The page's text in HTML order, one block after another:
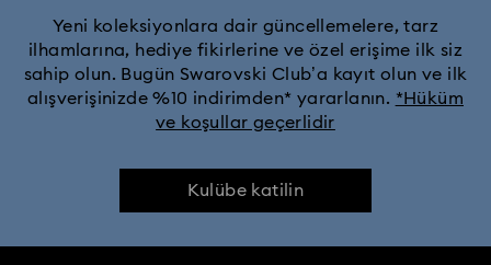
Pembe Altın Rengi Kaplama Kolyeler
Yeni koleksiyonlara dair güncellemelere, tarz
ilhamlarına, hediye fikirlerine ve özel erişime ilk siz
sahip olun. Bugün Swarovski Club’a kayıt olun ve ilk
alışverişinizde %10 indirimden* yararlanın. *Hüküm
ve koşullar geçerlidir
Kulübe katilin